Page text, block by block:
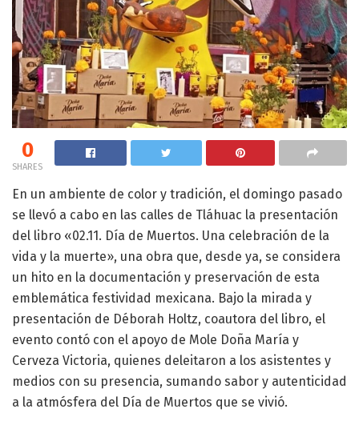
0
SHARES
En un ambiente de color y tradición, el domingo pasado
se llevó a cabo en las calles de Tláhuac la presentación
del libro «02.11. Día de Muertos. Una celebración de la
vida y la muerte», una obra que, desde ya, se considera
un hito en la documentación y preservación de esta
emblemática festividad mexicana. Bajo la mirada y
presentación de Déborah Holtz, coautora del libro, el
evento contó con el apoyo de Mole Doña María y
Cerveza Victoria, quienes deleitaron a los asistentes y
medios con su presencia, sumando sabor y autenticidad
a la atmósfera del Día de Muertos que se vivió.